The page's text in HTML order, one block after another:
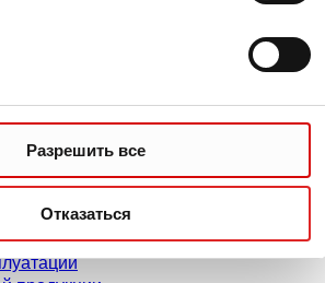
Разрешить все
Отказаться